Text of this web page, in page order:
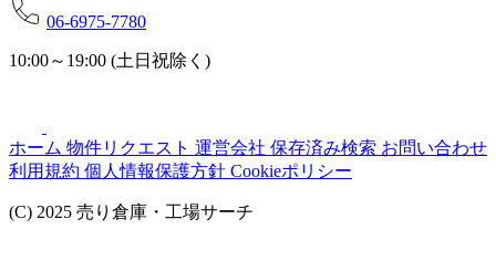
06-6975-7780
10:00～19:00 (土日祝除く)
ホーム 物件リクエスト 運営会社 保存済み検索 お問い合わせ
利用規約 個人情報保護方針 Cookieポリシー
(C) 2025 売り倉庫・工場サーチ